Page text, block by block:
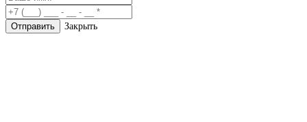
Закрыть